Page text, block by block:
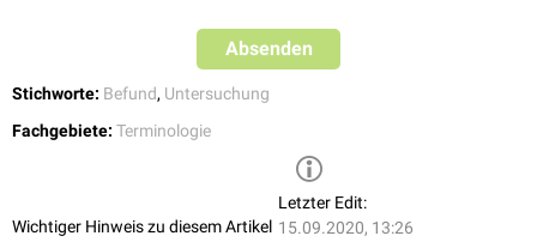
Absenden
Stichworte: Befund, Untersuchung
Fachgebiete: Terminologie
Wichtiger Hinweis zu diesem Artikel
Letzter Edit:
15.09.2020, 13:26